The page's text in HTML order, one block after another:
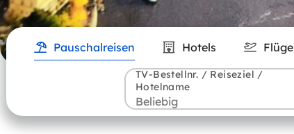
Pauschalreisen Hotels Flüge
TV-Bestellnr. / Reiseziel /
Hotelname